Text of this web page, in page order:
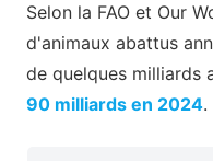
Selon la FAO et Our
d'animaux abattus
de quelques milliards
90 milliards en 2024.